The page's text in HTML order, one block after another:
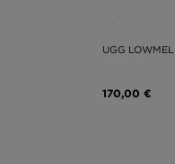
UGG LOWMEL
170,00 €